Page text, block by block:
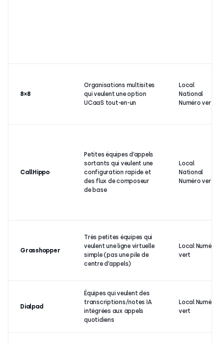
8×8
Organisations multisites
qui veulent une option
UCaaS tout-en-un
Local
National
Numéro vert
CallHippo
Petites équipes d’appels
sortants qui veulent une
configuration rapide et
des flux de composeur
de base
Local
National
Numéro vert
Grasshopper
Très petites équipes qui
veulent une ligne virtuelle
simple (pas une pile de
centre d’appels)
Local Numéro
vert
Dialpad
Équipes qui veulent des
transcriptions/notes IA
intégrées aux appels
quotidiens
Local Numéro
vert